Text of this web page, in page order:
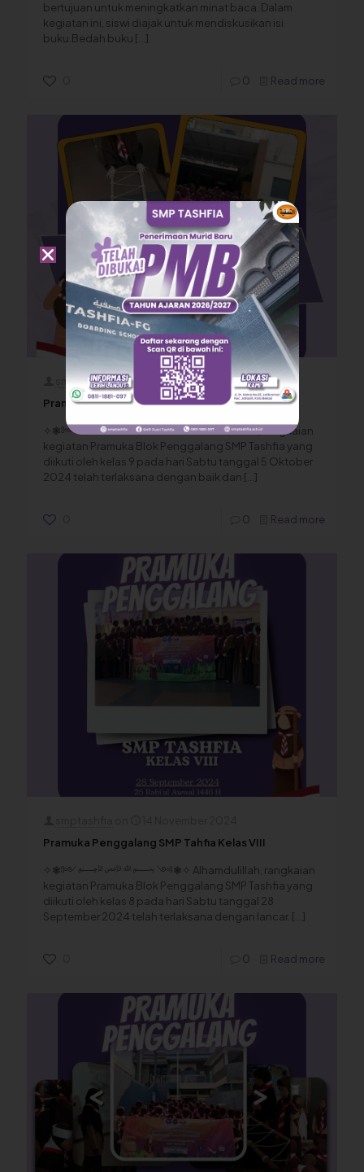
bertujuan untuk meningkatkan minat baca. Dalam
kegiatan ini, siswi diajak untuk mendiskusikan isi
buku.Bedah buku […]
0 Read more
smptashfiaon
14 November 2024
Pramuka Penggalang SMP Tashfia Kelas IX
✧❃༻﷽ ༺❃✧Alhamdulillah, rangkaian
kegiatan Pramuka Blok Penggalang SMP Tashfia yang
diikuti oleh kelas 9 pada hari Sabtu tanggal 5 Oktober
2024 telah terlaksana dengan baik dan […]
0 Read more
Pramuka Penggalang SMP Tahfia Kelas VIII
✧❃༻﷽ ༺❃✧ Alhamdulillah, rangkaian
kegiatan Pramuka Blok Penggalang SMP Tashfia yang
diikuti oleh kelas 8 pada hari Sabtu tanggal 28
September 2024 telah terlaksana dengan lancar. […]
0 Read more